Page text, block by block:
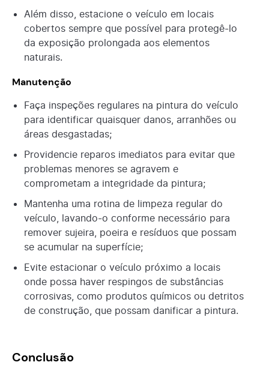
Além disso, estacione o veículo em locais
cobertos sempre que possível para protegê-lo
da exposição prolongada aos elementos
naturais.
Manutenção
Faça inspeções regulares na pintura do veículo
para identificar quaisquer danos, arranhões ou
áreas desgastadas;
Providencie reparos imediatos para evitar que
problemas menores se agravem e
comprometam a integridade da pintura;
Mantenha uma rotina de limpeza regular do
veículo, lavando-o conforme necessário para
remover sujeira, poeira e resíduos que possam
se acumular na superfície;
Evite estacionar o veículo próximo a locais
onde possa haver respingos de substâncias
corrosivas, como produtos químicos ou detritos
de construção, que possam danificar a pintura.
Conclusão